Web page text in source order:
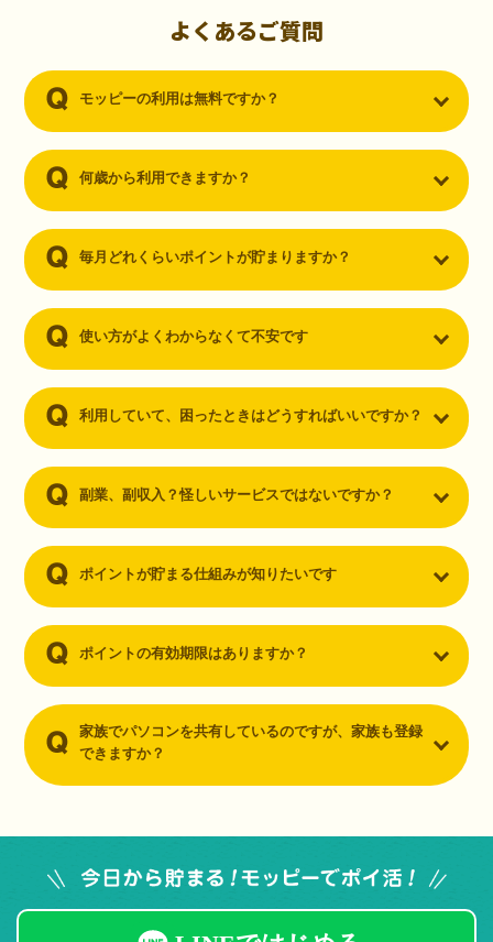
（30代・男性）
ーを知りました。クレジットカードを発行するだけでポイントが貯ま
るならと無料登録して、クレジットカードの発行やアプリダウンロー
よくあるご質問
モッピーの利用は無料ですか？
何歳から利用できますか？
毎月どれくらいポイントが貯まりますか？
使い方がよくわからなくて不安です
利用していて、困ったときはどうすればいいですか？
副業、副収入？怪しいサービスではないですか？
ポイントが貯まる仕組みが知りたいです
ポイントの有効期限はありますか？
家族でパソコンを共有しているのですが、家族も登録
できますか？